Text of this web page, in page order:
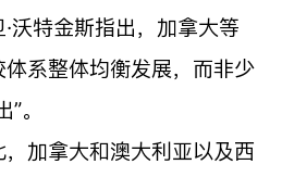
沃特金斯指出，加拿大等
系整体均衡发展，而非少
。
加拿大和澳大利亚以及西